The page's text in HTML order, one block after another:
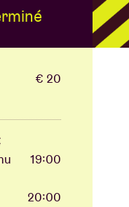
€ 20
19:00
20:00